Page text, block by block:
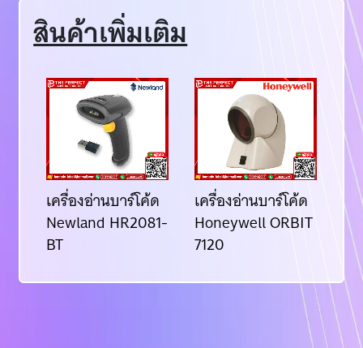
สินค้าเพิ่มเติม
เครื่องอ่านบาร์โค้ด
Newland HR2081-
BT
เครื่องอ่านบาร์โค้ด
Honeywell ORBIT
7120
เ